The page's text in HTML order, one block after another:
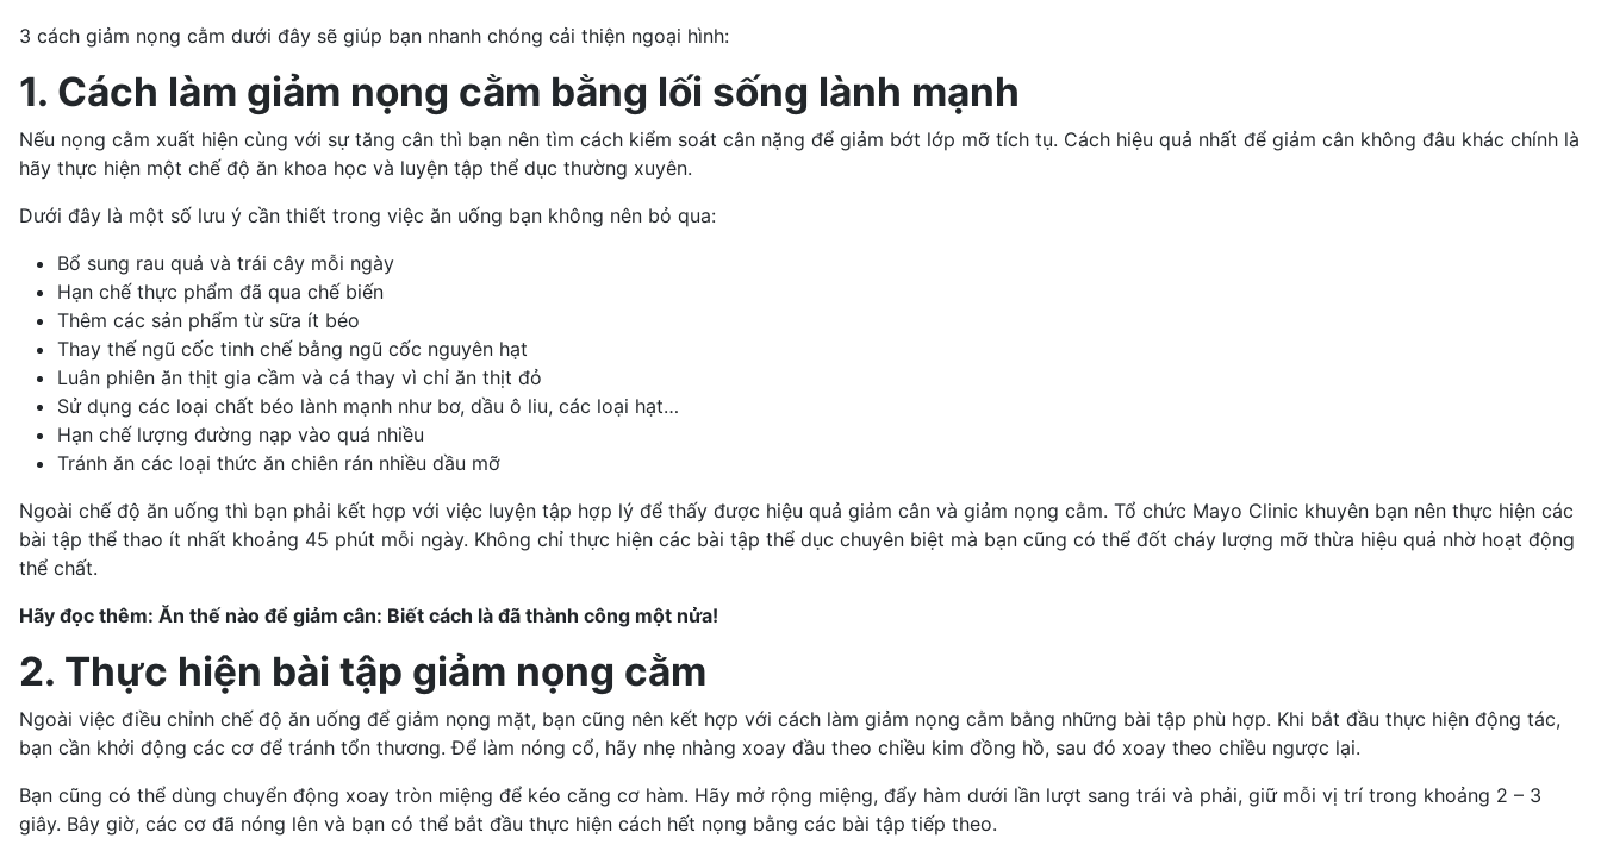
3 cách giảm nọng cằm dưới đây sẽ giúp bạn nhanh chóng cải thiện ngoại hình:
1. Cách làm giảm nọng cằm bằng lối sống lành mạnh
Nếu nọng cằm xuất hiện cùng với sự tăng cân thì bạn nên tìm cách kiểm soát cân nặng để giảm bớt lớp mỡ tích tụ. Cách hiệu quả nhất để giảm cân không đâu khác chính là
hãy thực hiện một chế độ ăn khoa học và luyện tập thể dục thường xuyên.
Dưới đây là một số lưu ý cần thiết trong việc ăn uống bạn không nên bỏ qua:
Bổ sung rau quả và trái cây mỗi ngày
Hạn chế thực phẩm đã qua chế biến
Thêm các sản phẩm từ sữa ít béo
Thay thế ngũ cốc tinh chế bằng ngũ cốc nguyên hạt
Luân phiên ăn thịt gia cầm và cá thay vì chỉ ăn thịt đỏ
Sử dụng các loại chất béo lành mạnh như bơ, dầu ô liu, các loại hạt…
Hạn chế lượng đường nạp vào quá nhiều
Tránh ăn các loại thức ăn chiên rán nhiều dầu mỡ
Ngoài chế độ ăn uống thì bạn phải kết hợp với việc luyện tập hợp lý để thấy được hiệu quả giảm cân và giảm nọng cằm. Tổ chức Mayo Clinic khuyên bạn nên thực hiện các
bài tập thể thao ít nhất khoảng 45 phút mỗi ngày. Không chỉ thực hiện các bài tập thể dục chuyên biệt mà bạn cũng có thể đốt cháy lượng mỡ thừa hiệu quả nhờ hoạt động
thể chất.
Hãy đọc thêm: Ăn thế nào để giảm cân: Biết cách là đã thành công một nửa!
2. Thực hiện bài tập giảm nọng cằm
Ngoài việc điều chỉnh chế độ ăn uống để giảm nọng mặt, bạn cũng nên kết hợp với cách làm giảm nọng cằm bằng những bài tập phù hợp. Khi bắt đầu thực hiện động tác,
bạn cần khởi động các cơ để tránh tổn thương. Để làm nóng cổ, hãy nhẹ nhàng xoay đầu theo chiều kim đồng hồ, sau đó xoay theo chiều ngược lại.
Bạn cũng có thể dùng chuyển động xoay tròn miệng để kéo căng cơ hàm. Hãy mở rộng miệng, đẩy hàm dưới lần lượt sang trái và phải, giữ mỗi vị trí trong khoảng 2 – 3
giây. Bây giờ, các cơ đã nóng lên và bạn có thể bắt đầu thực hiện cách hết nọng bằng các bài tập tiếp theo.